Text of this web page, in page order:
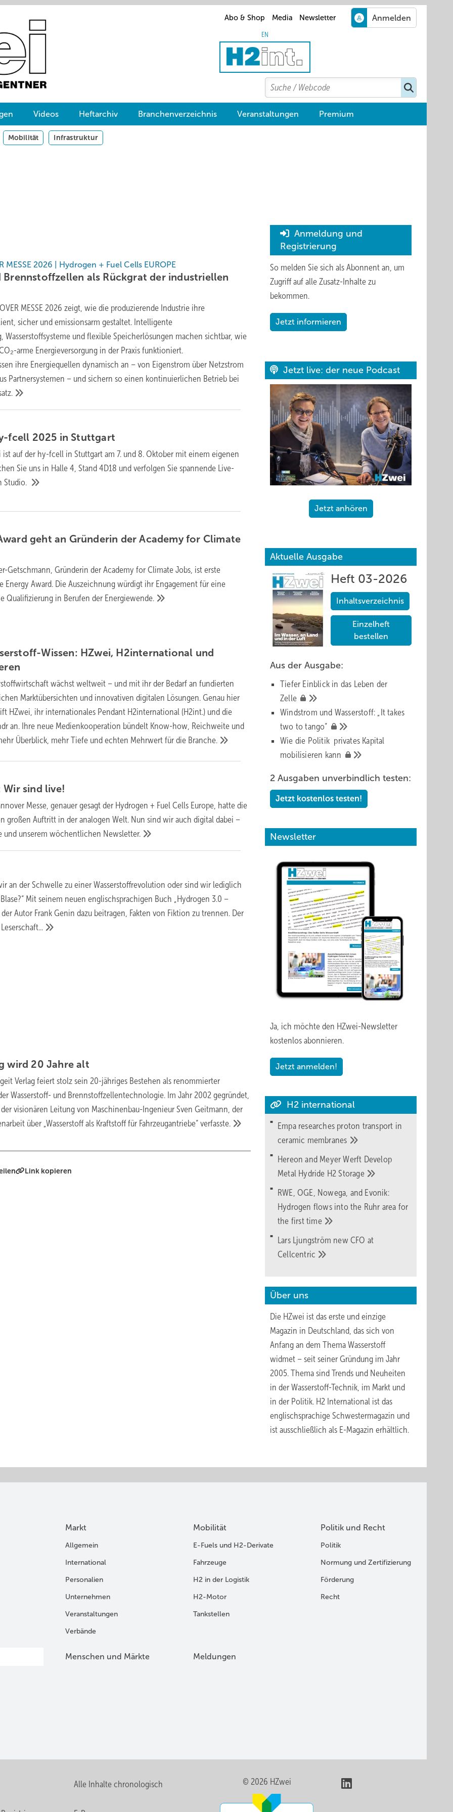
Abo & Shop Media Newsletter
EN
Search
Suchen
Videos Heftarchiv Branchenverzeichnis Veranstaltungen Premium
Mobilität Infrastruktur
MESSE 2026 | Hydrogen + Fuel Cells EUROPE
Brennstoffzellen als Rückgrat der industriellen
MESSE 2026 zeigt, wie die produzierende Industrie ihre
sicher und emissionsarm gestaltet. Intelligente
Wasserstoffsysteme und flexible Speicherlösungen machen sichtbar, wie
arme Energieversorgung in der Praxis funktioniert.
ihre Energiequellen dynamisch an – von Eigenstrom über Netzstrom
Partnersystemen – und sichern so einen kontinuierlichen Betrieb bei
fcell 2025 in Stuttgart
ist auf der hy-fcell in Stuttgart am 7. und 8. Oktober mit einem eigenen
Sie uns in Halle 4, Stand 4D18 und verfolgen Sie spannende Live-
Studio.
geht an Gründerin der Academy for Climate
Getschmann, Gründerin der Academy for Climate Jobs, ist erste
Energy Award. Die Auszeichnung würdigt ihr Engagement für eine
Qualifizierung in Berufen der Energiewende.
Wissen: HZwei, H2international und
wächst weltweit – und mit ihr der Bedarf an fundierten
Marktübersichten und innovativen digitalen Lösungen. Genau hier
HZwei, ihr internationales Pendant H2international (H2int.) und die
an. Ihre neue Medienkooperation bündelt Know-how, Reichweite und
Überblick, mehr Tiefe und echten Mehrwert für die Branche.
Wir sind live!
Messe, genauer gesagt der Hydrogen + Fuel Cells Europe, hatte die
großen Auftritt in der analogen Welt. Nun sind wir auch digital dabei –
und unserem wöchentlichen Newsletter.
an der Schwelle zu einer Wasserstoffrevolution oder sind wir lediglich
Mit seinem neuen englischsprachigen Buch „Hydrogen 3.0 –
Autor Frank Genin dazu beitragen, Fakten von Fiktion zu trennen. Der
Leserschaft...
wird 20 Jahrealt
Verlag feiert stolz sein 20-jähriges Bestehen als renommierter
Wasserstoff- und Brennstoffzellentechnologie. Im Jahr 2002 gegründet,
visionären Leitung von Maschinenbau-Ingenieur Sven Geitmann, der
über „Wasserstoff als Kraftstoff für Fahrzeugantriebe“verfasste.
Link kopieren
Anmeldung und
Registrierung
So melden Sie sich als Abonnent an, um
Zugriff auf alle Zusatz-Inhalte zu
bekommen.
Jetzt informieren
Jetzt live: der neue Podcast
Jetzt anhören
Aktuelle Ausgabe
Heft 03-2026
Inhaltsverzeichnis
Einzelheft
bestellen
Aus der Ausgabe:
Tiefer Einblick in das Leben der
Zelle
Windstrom und Wasserstoff: „It takes
two totango“
Wie die Politik privates Kapital
mobilisieren kann
2 Ausgaben unverbindlich testen:
Jetzt kostenlos testen!
Newsletter
Ja, ich möchte den HZwei-Newsletter
kostenlos abonnieren.
Jetzt anmelden!
H2 international
Empa researches proton transport in
ceramic membranes
Hereon and Meyer Werft Develop
Metal Hydride H2Storage
RWE, OGE, Nowega, and Evonik:
Hydrogen flows into the Ruhr area for
the firsttime
Lars Ljungström new CFO at
Cellcentric
Über uns
Die HZwei ist das erste und einzige
Magazin in Deutschland, das sich von
Anfang an dem Thema Wasserstoff
widmet – seit seiner Gründung im Jahr
2005. Thema sind Trends und Neuheiten
in der Wasserstoff-Technik, im Markt und
in der Politik. H2 International ist das
englischsprachige Schwestermagazin und
ist ausschließlich als E-Magazin erhältlich.
Markt
Allgemein
International
Personalien
Unternehmen
Veranstaltungen
Verbände
Mobilität
E-Fuels und H2-Derivate
Fahrzeuge
H2 in der Logistik
H2-Motor
Tankstellen
Politik und Recht
Politik
Normung und Zertifizierung
Förderung
Recht
Menschen und Märkte Meldungen
Alle Inhalte chronologisch © 2026 HZwei